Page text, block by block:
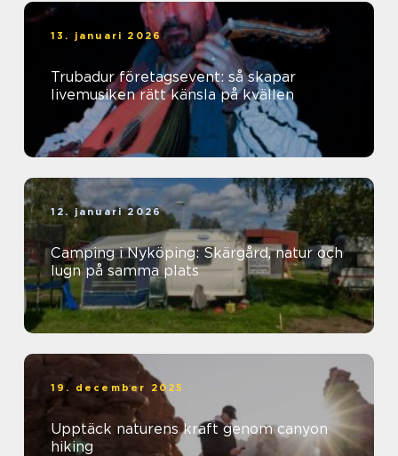
13. januari 2026
Trubadur företagsevent: så skapar
livemusiken rätt känsla på kvällen
12. januari 2026
Camping i Nyköping: Skärgård, natur och
lugn på samma plats
19. december 2025
Upptäck naturens kraft genom canyon
hiking